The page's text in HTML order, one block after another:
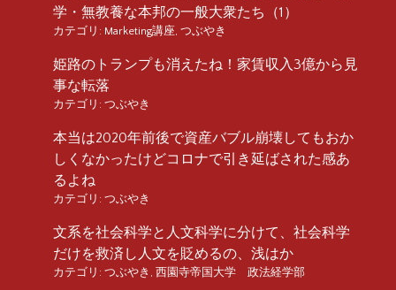
学・無教養な本邦の一般大衆たち（1）
カテゴリ: Marketing講座 つぶやき
姫路のトランプも消えたね！家賃収入3億から見
事な転落
カテゴリ: つぶやき
本当は2020年前後で資産バブル崩壊してもおか
しくなかったけどコロナで引き延ばされた感あ
るよね
カテゴリ: つぶやき
文系を社会科学と人文科学に分けて、社会科学
だけを救済し人文を貶めるの、浅はか
カテゴリ: つぶやき 西園寺帝国大学 政法経学部